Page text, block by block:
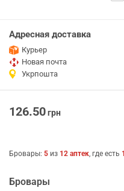
Адресная доставка
Курьер
Новая почта
Укрпошта
126.50грн
Бровары: 5 из 12 аптек, где есть 1
Бровары